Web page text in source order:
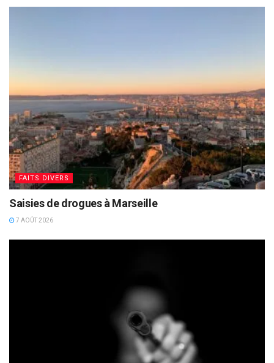
FAITS DIVERS
Saisies de drogues à Marseille
7 AOÛT 2026